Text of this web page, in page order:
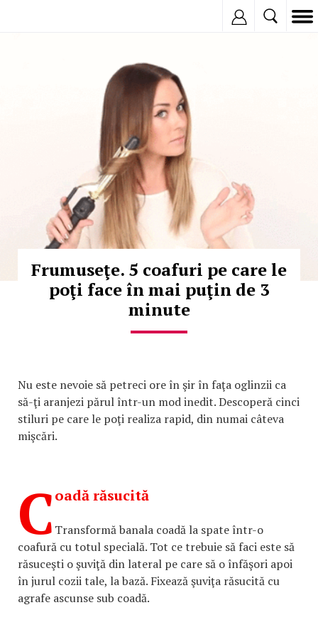
Frumuseţe. 5 coafuri pe care le
poţi face în mai puţin de 3
minute
Nu este nevoie să petreci ore în şir în faţa oglinzii ca
să-ţi aranjezi părul într-un mod inedit. Descoperă cinci
stiluri pe care le poţi realiza rapid, din numai câteva
mişcări.
Coadă răsucită
Transformă banala coadă la spate într-o
coafură cu totul specială. Tot ce trebuie să faci este să
răsuceşti o şuviţă din lateral pe care să o înfăşori apoi
în jurul cozii tale, la bază. Fixează şuviţa răsucită cu
agrafe ascunse sub coadă.